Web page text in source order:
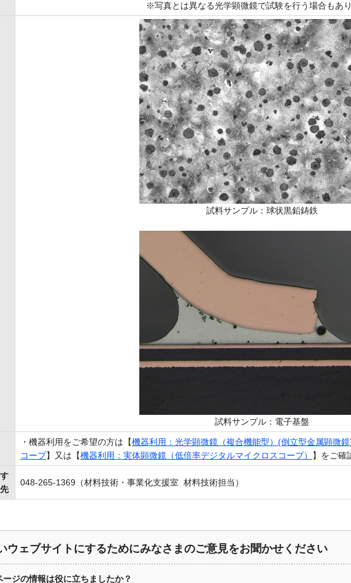
※写真とは異なる光学顕微鏡で試験を行う場合もあり
試料サンプル：球状黒鉛鋳鉄
試料サンプル：電子基盤
・機器利用をご希望の方は【機器利用：光学顕微鏡（複合機能型）(倒立型金属顕微鏡
コープ】 又は 【機器利用：実体顕微鏡（低倍率デジタルマイクロスコープ） 】 をご確
048-265-1369（材料技術・事業化支援室 材料技術担当）
ウェブサイトにするためにみなさまのご意見をお聞かせください
ージの情報は役に立ちましたか？